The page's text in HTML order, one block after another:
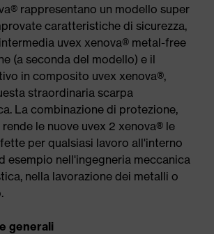
rappresentano un modello super
caratteristiche di sicurezza,
uvex xenova® metal-free
(a seconda del modello) e il
in composito uvex xenova®,
straordinaria scarpa
La combinazione di protezione,
le nuove uvex 2 xenova® le
per qualsiasi lavoro all'interno
esempio nell'ingegneria meccanica
nella lavorazione dei metalli o
generali